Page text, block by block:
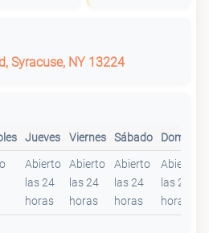
Syracuse, NY 13224
Jueves Viernes Sábado Domingo
Abierto
las 24
horas
Abierto
las 24
horas
Abierto
las 24
horas
Abierto
las 24
horas